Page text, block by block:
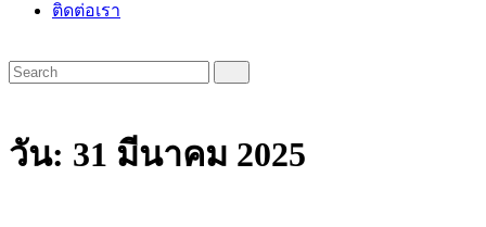
ติดต่อเรา
วัน: 31 มีนาคม 2025